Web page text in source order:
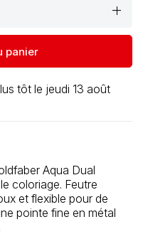
add
panier
tôt le jeudi 13 août
Aqua Dual
coloriage. Feutre
et flexible pour de
pointe fine en métal